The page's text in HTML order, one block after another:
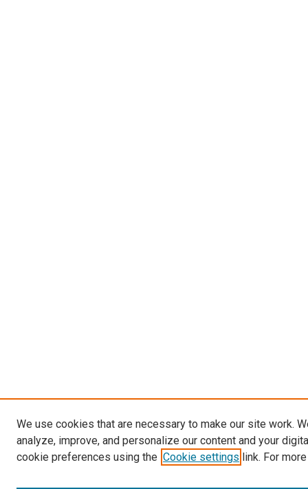
We use cookies that are necessary to make our site work.
analyze, improve, and personalize our content and your
cookie preferences using the Cookie settings link. For